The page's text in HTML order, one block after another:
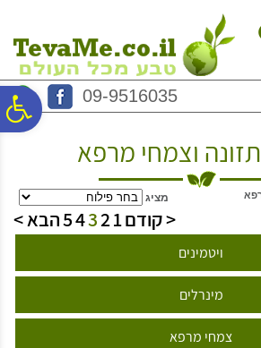
נגישות
המרכזי
09-9516035
וצמחי מרפא
מציג
< קודם1
2
3
4
5הבא >
ויטמינים
מינרלים
צמחי מרפא